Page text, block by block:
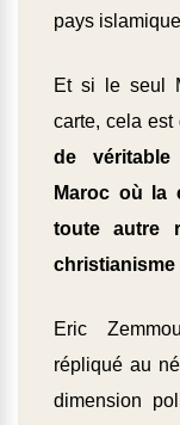
pays
Et si le seul
carte, cela est
de
Maroc où la
toute autre
christianisme
Eric
répliqué au
dimension